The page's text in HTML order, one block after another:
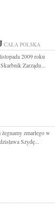
CAŁA POLSKA
2009 roku
Zarządu...
zmarłego w
Szydę...